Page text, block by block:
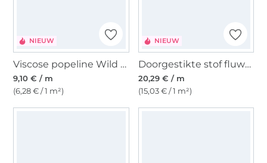
NIEUW
Viscose popeline Wild Flowers, donkerblauw
9,10 € / m
(6,28 € / 1 m²)
NIEUW
Doorgestikte stof fluwelen Bloemen, bessenkleurig
20,29 € / m
(15,03 € / 1 m²)